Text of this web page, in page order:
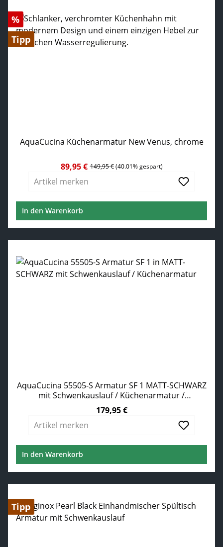
Rabatt
%
Tipp
AquaCucina Küchenarmatur New Venus, chrome
Verkaufspreis:
89,95 € Regulärer Preis:
149,95 € (40.01% gespart)
Artikel merken
In den Warenkorb
AquaCucina 55505-S Armatur SF 1 MATT-SCHWARZ
mit Schwenkauslauf / Küchenarmatur /
Einhebelmischer
179,95 €
Artikel merken
In den Warenkorb
Tipp